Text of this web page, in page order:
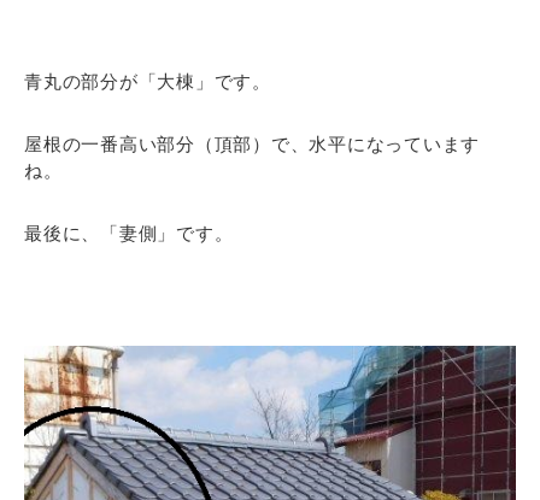
青丸の部分が「大棟」です。
屋根の一番高い部分（頂部）で、水平になっています
ね。
最後に、「妻側」です。